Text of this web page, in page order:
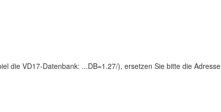
die VD17-Datenbank: ...DB=1.27/), ersetzen Sie bitte die Adresse